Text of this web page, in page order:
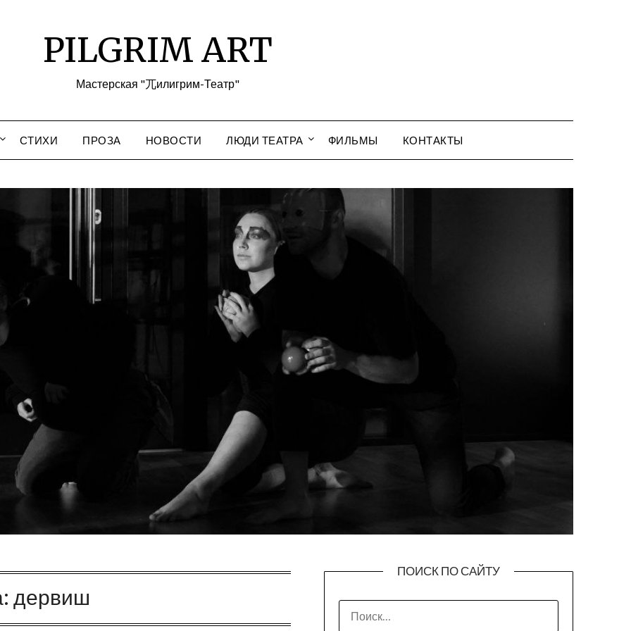
PILGRIM ART
Мастерская "兀илигрим-Театр"
СТИХИ ПРОЗА НОВОСТИ ЛЮДИ ТЕАТРА ФИЛЬМЫ КОНТАКТЫ
дервиш
ПОИСК ПО САЙТУ